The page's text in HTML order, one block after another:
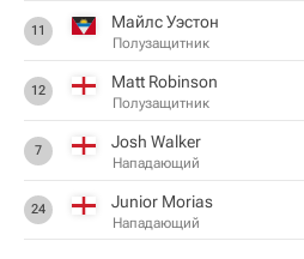
11 Майлс Уэстон
Полузащитник
12 Matt Robinson
Полузащитник
7 Josh Walker
Нападающий
24 Junior Morias
Нападающий